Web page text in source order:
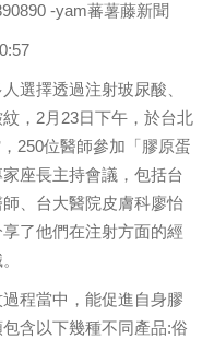
-yam蕃薯藤新聞
選擇透過注射玻尿酸、
，2月23日下午，於台北
250位醫師參加「膠原蛋
座長主持會議，包括台
、台大醫院皮膚科廖怡
了他們在注射方面的經
程當中，能促進自身膠
含以下幾種不同產品:俗